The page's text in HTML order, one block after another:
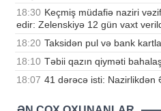
18:30 Keçmiş müdafiə naziri
edir: Zelenskiyə 12 gün vaxt
18:20 Taksidən pul və bank
18:10 Təbii qazın qiyməti
18:07 41 dərəcə isti: